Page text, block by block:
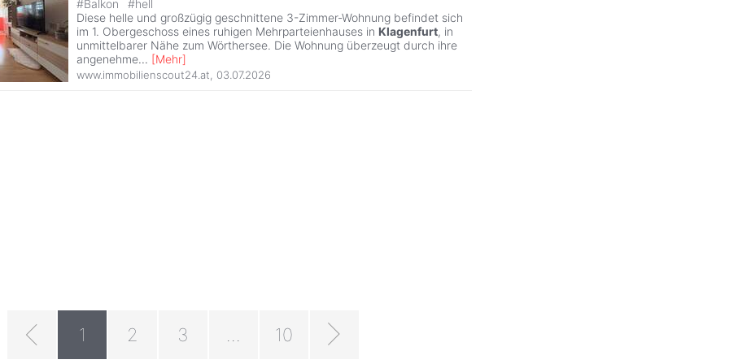
#Balkon #hell
Diese helle und großzügig geschnittene 3-Zimmer-Wohnung befindet sich
im 1. Obergeschoss eines ruhigen Mehrparteienhauses in Klagenfurt, in
unmittelbarer Nähe zum Wörthersee. Die Wohnung überzeugt durch ihre
angenehme... [Mehr]
www.immobilienscout24.at 03.07.2026
1 2 3 10